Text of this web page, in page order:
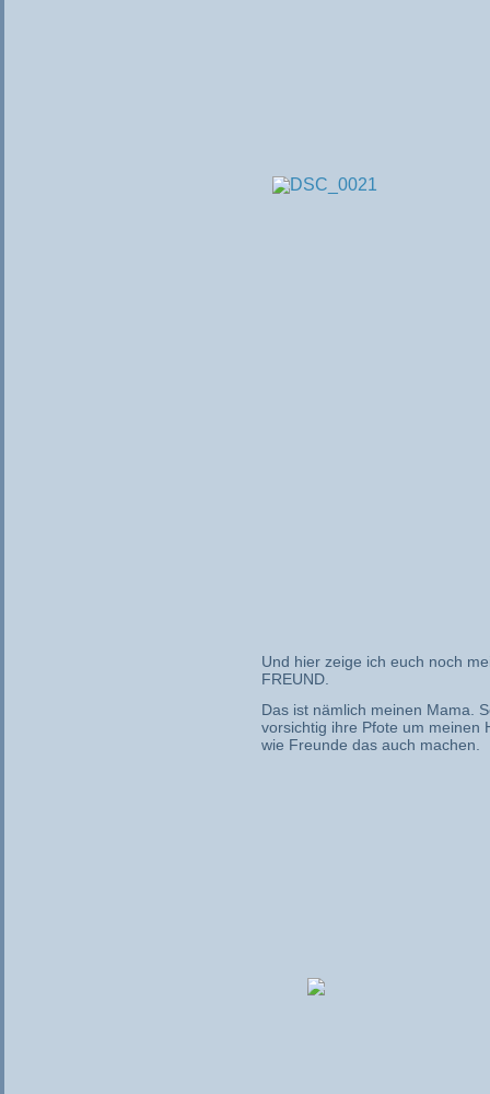
Und hier zeige ich euch noch
FREUND.
Das ist nämlich meinen Mama.
vorsichtig ihre Pfote um meinen
wie Freunde das auch machen.